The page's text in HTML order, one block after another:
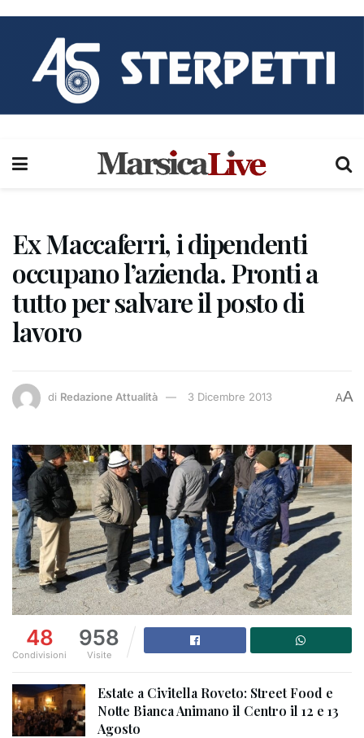
Ex Maccaferri, i dipendenti
occupano l’azienda. Pronti a
tutto per salvare il posto di
lavoro
di Redazione Attualità 3 Dicembre 2013 AA
48
Condivisioni
958
Visite
Estate a Civitella Roveto: Street Food e
Notte Bianca Animano il Centro il 12 e 13
Agosto